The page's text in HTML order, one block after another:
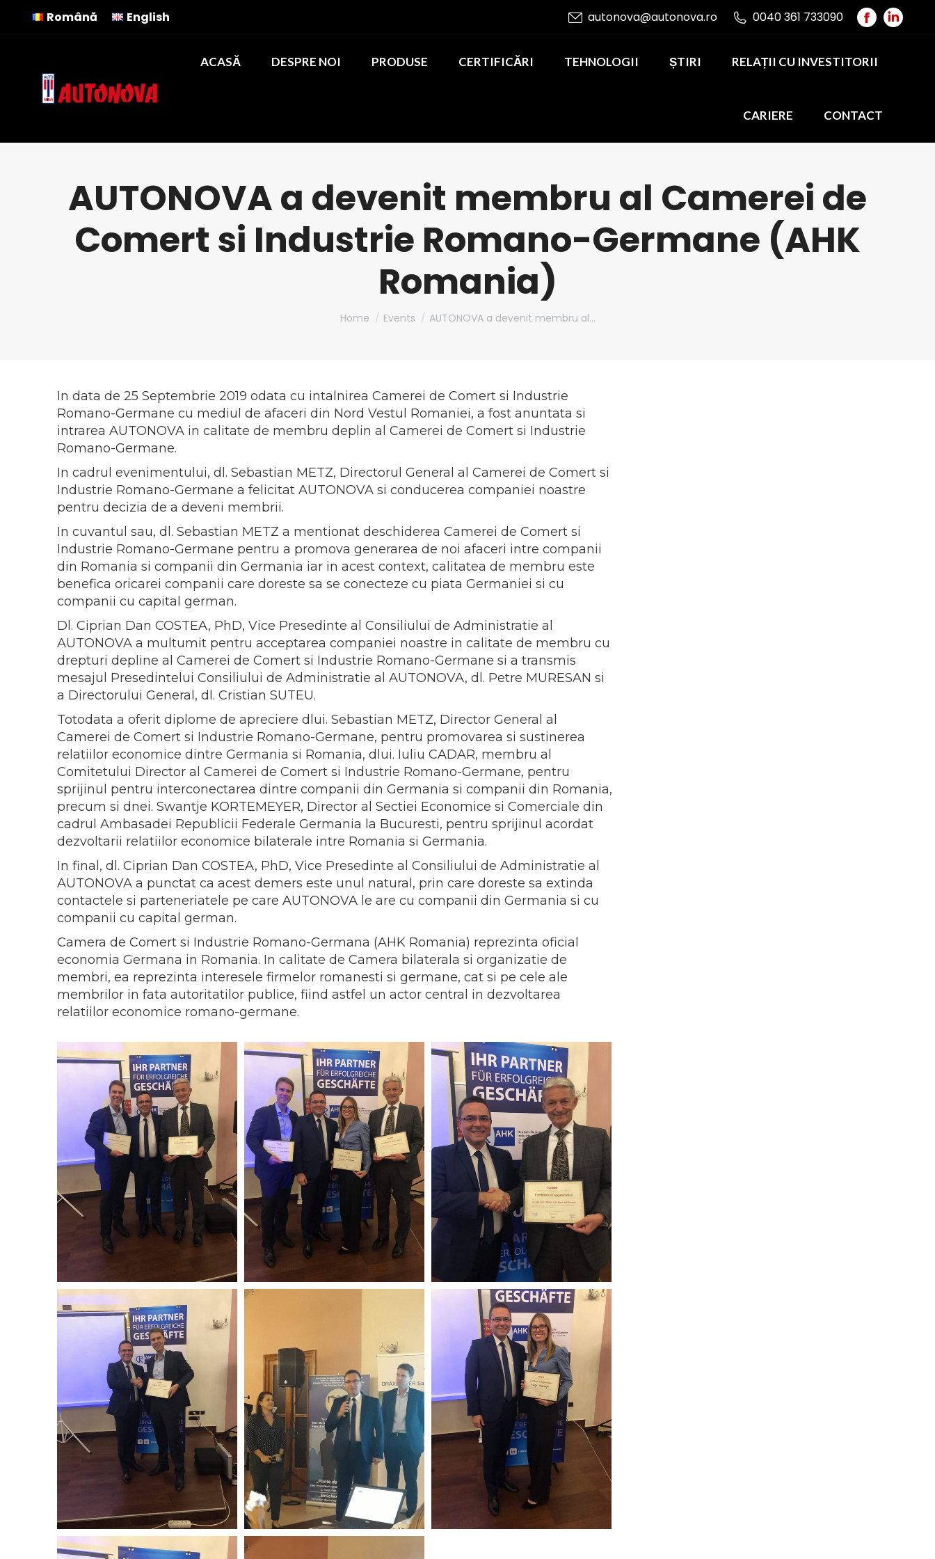
Română English autonova@autonova.ro 0040 361 733090
Facebook
opens
window
ACASĂ DESPRE NOI PRODUSE CERTIFICĂRI TEHNOLOGII ȘTIRI RELAȚII CU INVESTITORII
CARIERE CONTACT
AUTONOVA a devenit membru al Camerei de
Comert si Industrie Romano-Germane (AHK
Romania)
You are here:
Home Events AUTONOVA a devenit membru al…
In data de 25 Septembrie 2019 odata cu intalnirea Camerei de Comert si Industrie
Romano-Germane cu mediul de afaceri din Nord Vestul Romaniei, a fost anuntata si
intrarea AUTONOVA in calitate de membru deplin al Camerei de Comert si Industrie
Romano-Germane.
In cadrul evenimentului, dl. Sebastian METZ, Directorul General al Camerei de Comert si
Industrie Romano-Germane a felicitat AUTONOVA si conducerea companiei noastre
pentru decizia de a deveni membrii.
In cuvantul sau, dl. Sebastian METZ a mentionat deschiderea Camerei de Comert si
Industrie Romano-Germane pentru a promova generarea de noi afaceri intre companii
din Romania si companii din Germania iar in acest context, calitatea de membru este
benefica oricarei companii care doreste sa se conecteze cu piata Germaniei si cu
companii cu capital german.
Dl. Ciprian Dan COSTEA, PhD, Vice Presedinte al Consiliului de Administratie al
AUTONOVA a multumit pentru acceptarea companiei noastre in calitate de membru cu
drepturi depline al Camerei de Comert si Industrie Romano-Germane si a transmis
mesajul Presedintelui Consiliului de Administratie al AUTONOVA, dl. Petre MURESAN si
a Directorului General, dl. Cristian SUTEU.
Totodata a oferit diplome de apreciere dlui. Sebastian METZ, Director General al
Camerei de Comert si Industrie Romano-Germane, pentru promovarea si sustinerea
relatiilor economice dintre Germania si Romania, dlui. Iuliu CADAR, membru al
Comitetului Director al Camerei de Comert si Industrie Romano-Germane, pentru
sprijinul pentru interconectarea dintre companii din Germania si companii din Romania,
precum si dnei. Swantje KORTEMEYER, Director al Sectiei Economice si Comerciale din
cadrul Ambasadei Republicii Federale Germania la Bucuresti, pentru sprijinul acordat
dezvoltarii relatiilor economice bilaterale intre Romania si Germania.
In final, dl. Ciprian Dan COSTEA, PhD, Vice Presedinte al Consiliului de Administratie al
AUTONOVA a punctat ca acest demers este unul natural, prin care doreste sa extinda
contactele si parteneriatele pe care AUTONOVA le are cu companii din Germania si cu
companii cu capital german.
Camera de Comert si Industrie Romano-Germana (AHK Romania) reprezinta oficial
economia Germana in Romania. In calitate de Camera bilaterala si organizatie de
membri, ea reprezinta interesele firmelor romanesti si germane, cat si pe cele ale
membrilor in fata autoritatilor publice, fiind astfel un actor central in dezvoltarea
relatiilor economice romano-germane.